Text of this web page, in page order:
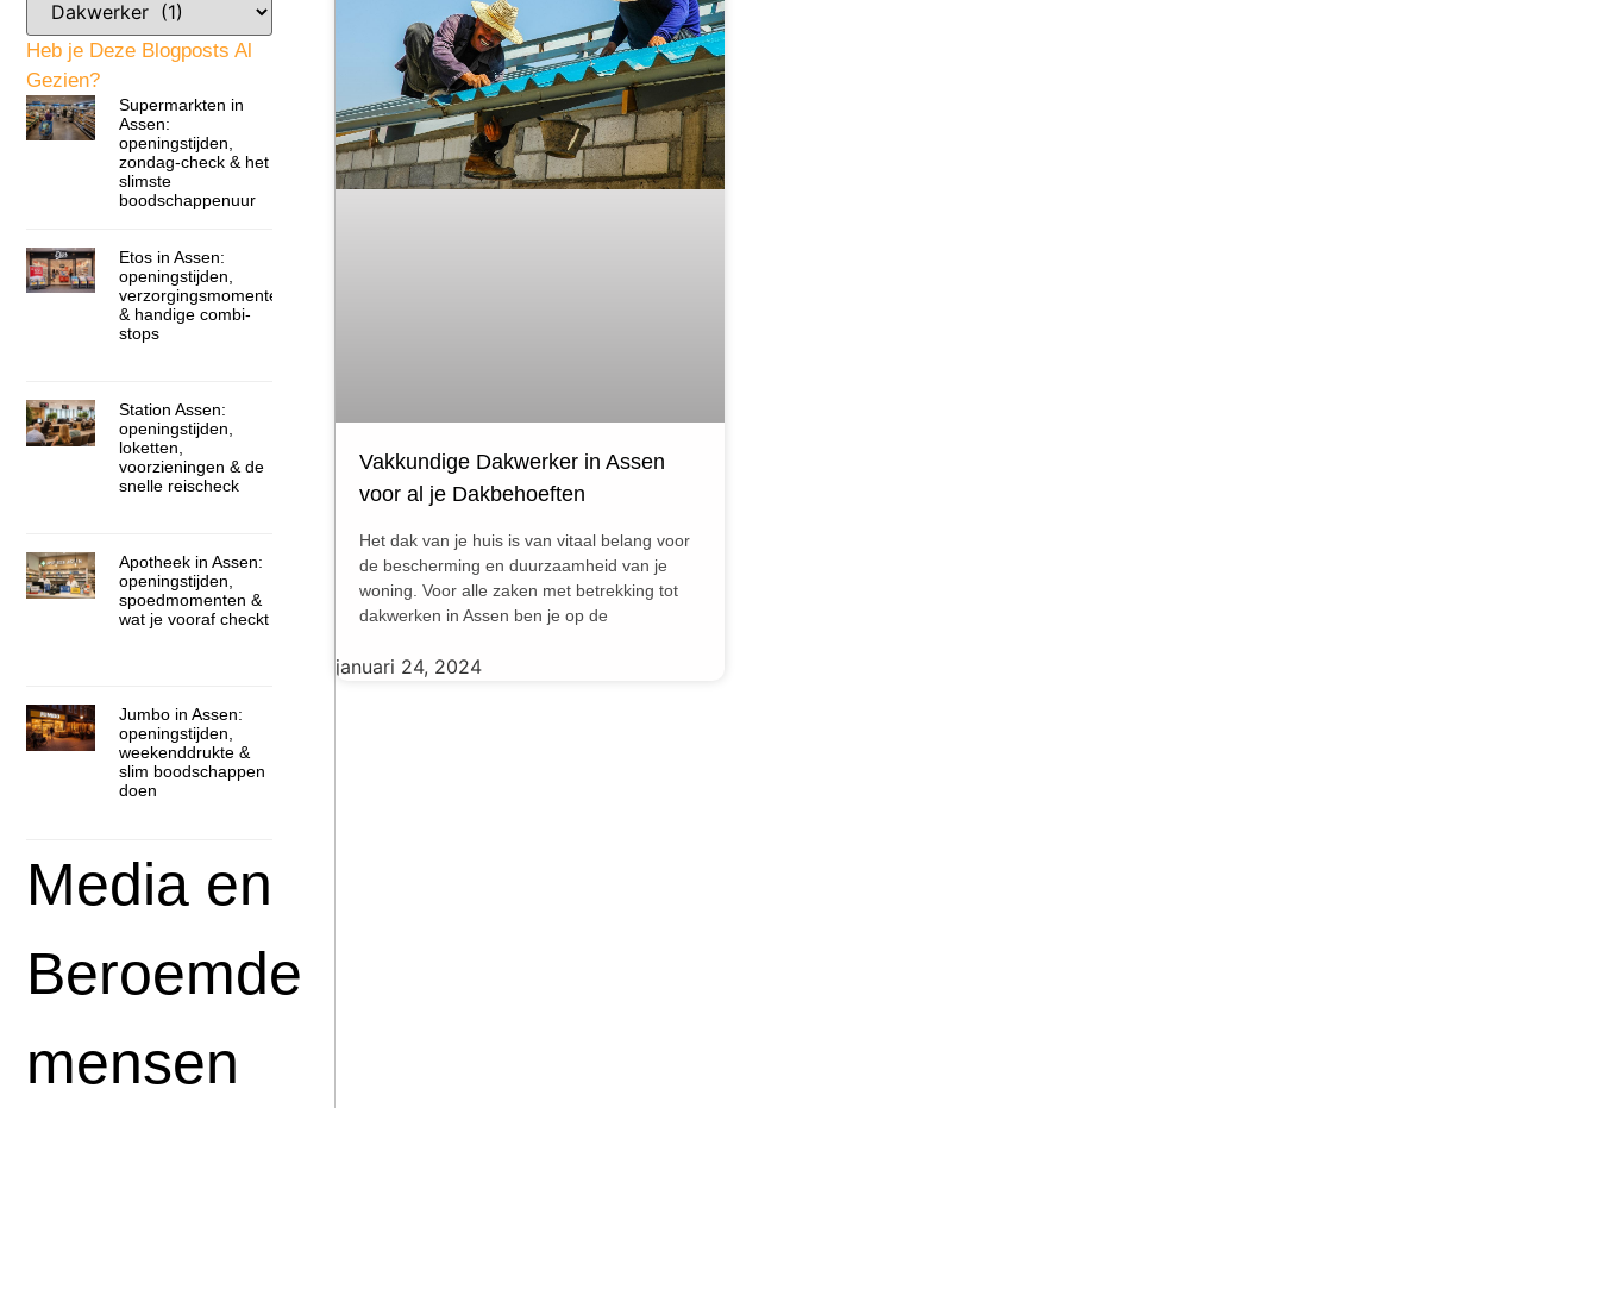
Heb je Deze Blogposts Al
Gezien?
Supermarkten in
Assen:
openingstijden,
zondag-check & het
slimste
boodschappenuur
Etos in Assen:
openingstijden,
verzorgingsmomenten
& handige combi-
stops
Station Assen:
openingstijden,
loketten,
voorzieningen & de
snelle reischeck
Apotheek in Assen:
openingstijden,
spoedmomenten &
wat je vooraf checkt
Jumbo in Assen:
openingstijden,
weekenddrukte &
slim boodschappen
doen
Media en
Beroemde
mensen
Vakkundige Dakwerker in Assen
voor al je Dakbehoeften
Het dak van je huis is van vitaal belang voor
de bescherming en duurzaamheid van je
woning. Voor alle zaken met betrekking tot
dakwerken in Assen ben je op de
januari 24, 2024